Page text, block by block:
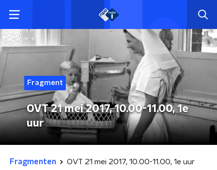
Fragment
OVT 21 mei 2017, 10.00-11.00, 1e
uur
Fragmenten OVT 21 mei 2017, 10.00-11.00, 1e uur